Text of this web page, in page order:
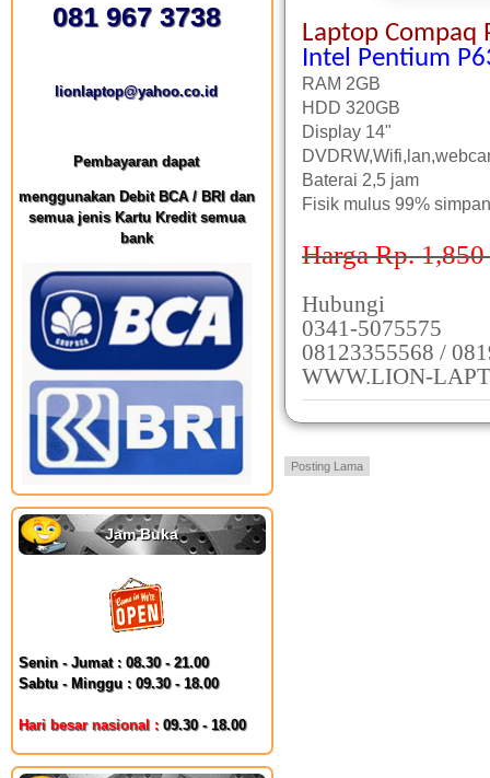
081 967 3738
lionlaptop@yahoo.co.id
Pembayaran dapat
menggunakan Debit BCA / BRI dan
semua jenis Kartu Kredit semua
bank
Jam Buka
Senin - Jumat : 08.30 - 21.00
Sabtu - Minggu : 09.30 - 18.00
Hari besar nasional : 09.30 - 18.00
Laptop Compaq
Intel Pentium
RAM 2GB
HDD 320GB
Display 14"
Baterai 2,5 jam
Fisik mulus 99%
Harga Rp. 1,850
Hubungi
0341-5075575
08123355568 /
WWW.LION-
Posting Lama